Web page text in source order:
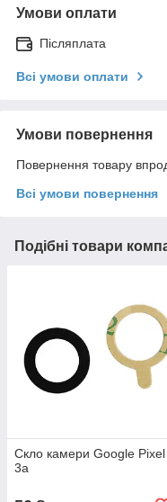
Умови оплати
Післяплата
Всі умови оплати
Умови повернення
Повернення товару
Всі умови повернення
Подібні товари
Скло камери Google Pixel
3a